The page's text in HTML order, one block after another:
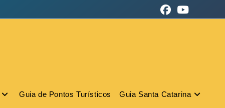
Guia de Pontos Turísticos Guia Santa Catarina